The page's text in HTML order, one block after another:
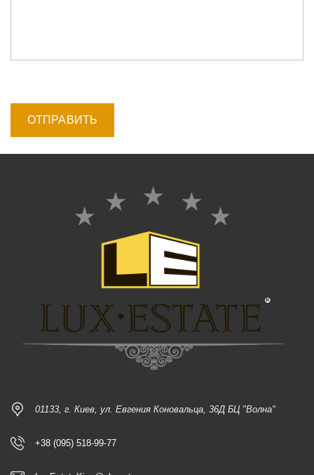
01133, г. Киев, ул. Евгения Коновальца, 36Д БЦ "Волна"
+38 (095) 518-99-77